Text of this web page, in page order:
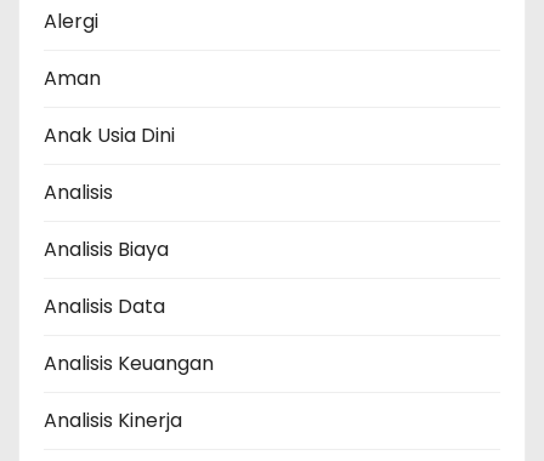
Alergi
Aman
Anak Usia Dini
Analisis
Analisis Biaya
Analisis Data
Analisis Keuangan
Analisis Kinerja